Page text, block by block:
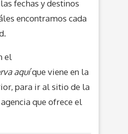
fechas y destinos
encontramos cada
el
aquíque viene en la
para ir al sitio de la
que ofrece el